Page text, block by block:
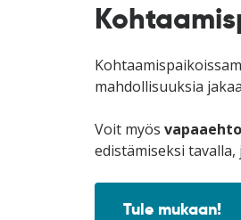
mahdollisuuksia
Voit myös
edistämiseksi
Tule mukaan!